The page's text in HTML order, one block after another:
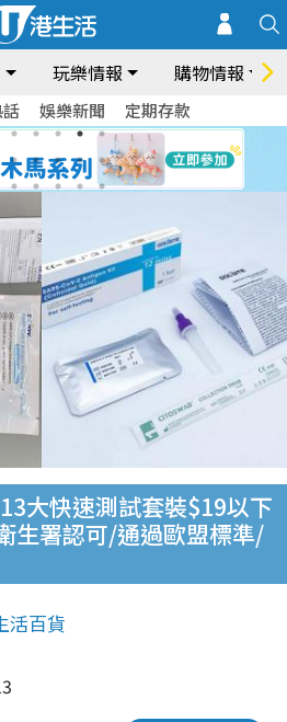
玩樂情報 購物情報
娛樂新聞 定期存款
大快速測試套裝$19以下
生署認可/通過歐盟標準/
活百貨